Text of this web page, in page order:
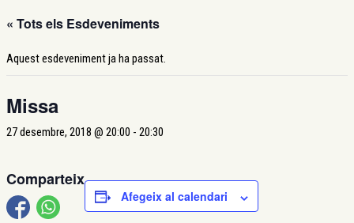
« Tots els Esdeveniments
Aquest esdeveniment ja ha passat.
Missa
27 desembre, 2018 @ 20:00 - 20:30
Comparteix
Afegeix al calendari